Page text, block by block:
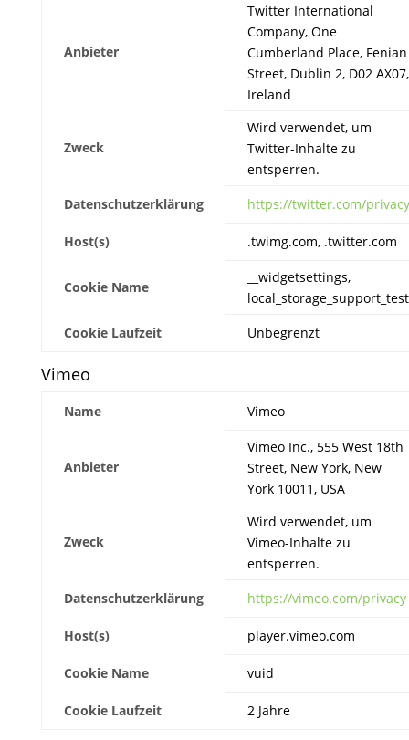
Anbieter
Twitter International
Company, One
Cumberland Place, Fenian
Street, Dublin 2, D02 AX07,
Ireland
Zweck
Wird verwendet, um
Twitter-Inhalte zu
entsperren.
Datenschutzerklärung
https://twitter.com/privacy
Host(s) .twimg.com, .twitter.com
Cookie Name
__widgetsettings,
local_storage_support_test
Cookie Laufzeit
Unbegrenzt
Vimeo
Name Vimeo
Anbieter
Vimeo Inc., 555 West 18th
Street, New York, New
York 10011, USA
Zweck
Wird verwendet, um
Vimeo-Inhalte zu
entsperren.
Datenschutzerklärung
https://vimeo.com/privacy
Host(s) player.vimeo.com
Cookie Name vuid
Cookie Laufzeit 2 Jahre